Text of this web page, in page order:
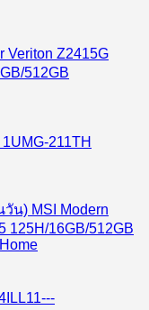
Z2415G
512GB
น) MSI Modern
125H/16GB/512GB